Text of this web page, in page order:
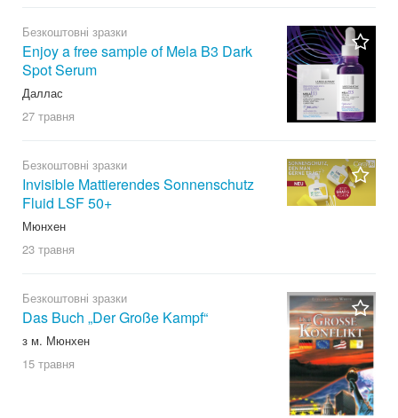
Безкоштовні зразки
Enjoy a free sample of Mela B3 Dark
Spot Serum
Даллас
27 травня
Безкоштовні зразки
Invisible Mattierendes Sonnenschutz
Fluid LSF 50+
Мюнхен
23 травня
Безкоштовні зразки
Das Buch „Der Große Kampf“
з м. Мюнхен
15 травня